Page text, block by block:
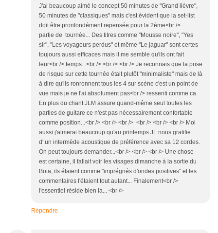
J'ai beaucoup aimé le concept 50 minutes de "Grand lièvre",
50 minutes de "classiques" mais c'est évident que la set-list
doit être pronfondément repensée pour la 2ème<br />
partie de tournée... Des titres comme "Mousse noire", "Yes
sir", "Les voyageurs perdus" et même "Le jaguar" sont certes
toujours aussi efficaces mais il me semble qu'ils ont fait
leur<br /> temps...<br /> <br /> <br /> Je reconnais que la prise
de risque sur cette tournée était plutôt "minimaliste" mais de là
à dire qu'ils ronronnent tous les 4 sur scène c'est un point de
vue mais je ne l'ai absolument pas<br /> ressenti comme ca.
En plus du chant JLM assure quand-même seul toutes les
parties de guitare ce n'est pas nécessairement confortable
comme position...<br /> <br /> <br /> <br /> <br /> <br /> Moi
aussi j'aimerai beaucoup qu'au printemps JL nous gratifie
d' un intermède acoustique de préférence avec sa 12 cordes.
On peut toujours demander...<br /> <br /> <br /> Une chose
est certaine, il fallait voir les visages dimanche à la sortie du
Bota, ils étaient comme "imprégnés d'ondes positives" et les
commentaires l'étaient tout autant... Finalement<br />
l'essentiel réside bien là... <br />
Répondre